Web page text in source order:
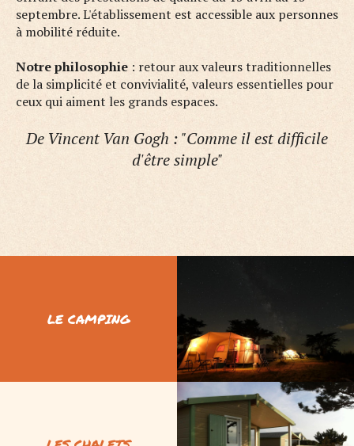
septembre. L'établissement est accessible aux personnes
à mobilité réduite.
Notre philosophie : retour aux valeurs traditionnelles
de la simplicité et convivialité, valeurs essentielles pour
ceux qui aiment les grands espaces.
De Vincent Van Gogh : "Comme il est difficile
d'être simple"
LE CAMPING